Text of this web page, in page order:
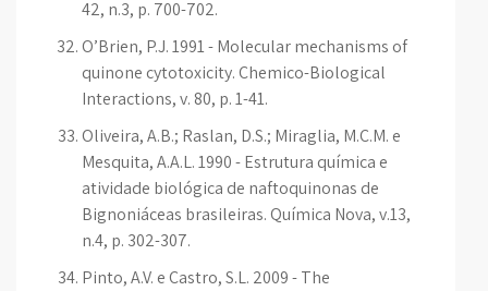
42, n.3, p. 700-702.
O’Brien, P.J. 1991 - Molecular mechanisms of
quinone cytotoxicity. Chemico-Biological
Interactions, v. 80, p. 1-41.
Oliveira, A.B.; Raslan, D.S.; Miraglia, M.C.M. e
Mesquita, A.A.L. 1990 - Estrutura química e
atividade biológica de naftoquinonas de
Bignoniáceas brasileiras. Química Nova, v.13,
n.4, p. 302-307.
Pinto, A.V. e Castro, S.L. 2009 - The